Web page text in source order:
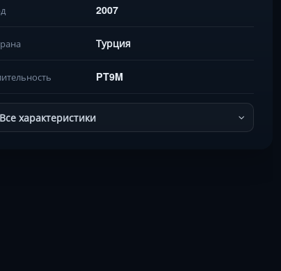
2007
Турция
PT9M
Все характеристики